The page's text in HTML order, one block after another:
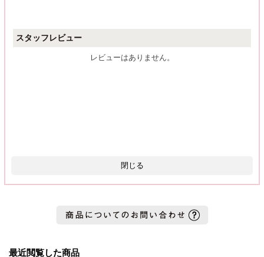
スタッフレビュー
レビューはありません。
閉じる
最近閲覧した商品